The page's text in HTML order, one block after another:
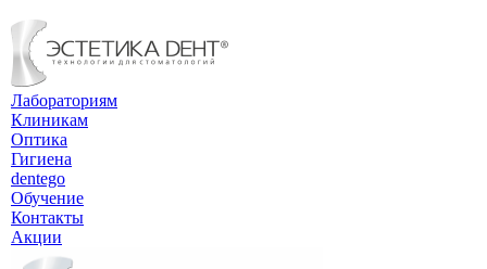
Лабораториям
Клиникам
Оптика
Гигиена
dentego
Обучение
Контакты
Акции